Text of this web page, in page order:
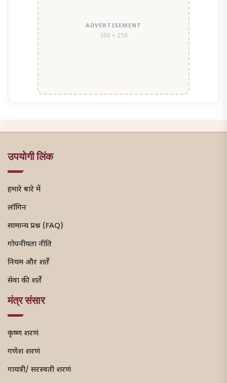
ADVERTISEMENT
300 × 250
उपयोगी लिंक
हमारे बारे में
लॉगिन
सामान्य प्रश्न (FAQ)
गोपनीयता नीति
नियम और शर्तें
सेवा की शर्तें
मंत्र संसार
कृष्ण शरणं
गणेश शरणं
गायत्री/ सरस्वती शरणं